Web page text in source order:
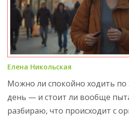
Елена Никольская
Можно ли спокойно ходить
день — и стоит ли вообще
разбираю, что происходит с